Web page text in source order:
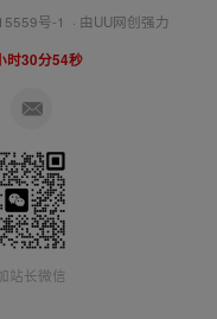
号-1 · 由UU网创强力
时30分55秒
站长微信